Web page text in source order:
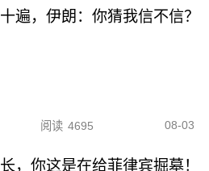
遍，伊朗：你猜我信不信？
阅读 4695 08-03
，你这是在给菲律宾掘墓！